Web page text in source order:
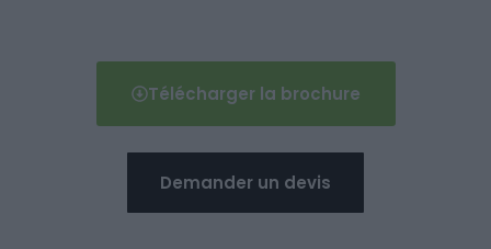
Télécharger la brochure
Demander un devis